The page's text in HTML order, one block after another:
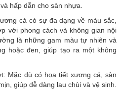
hấp dẫn cho sàn nhựa.
cá có sự đa dạng về màu sắc,
với phong cách và không gian nội
là những gam màu tự nhiên và
hoặc đen, giúp tạo ra một không
Mặc dù có họa tiết xương cá, sàn
giúp dễ dàng lau chùi và vệ sinh.